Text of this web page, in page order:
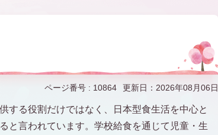
ページ番号 : 10864 更新日：2026年08月06日
する役割だけではなく、日本型食生活を中心と
と言われています。学校給食を通じて児童・生